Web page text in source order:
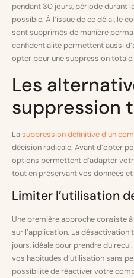
pendant 30 jours, période durant
possible. À l’issue de ce délai, le
sont supprimés de manière
confidentialité permettent aussi
opter pour une suppression totale.
Les
suppression
Lasuppression définitive d’un
décision radicale. Avant d’opter
options permettent d’adapter
tout en préservant vos données et
Limiter l’utilisation
Une première approche consiste
sur l’application. La
jours, idéale pour prendre du
vos habitudes d’utilisation sans
possibilité de réactiver votre